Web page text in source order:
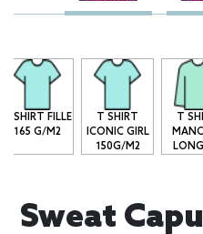
T-SHIRT FILLE
165 G/M2
T SHIRT
ICONIC GIRL
150G/M2
T
Sweat